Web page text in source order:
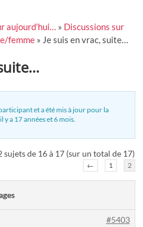
aujourd’hui… » Discussions sur
femme » Je suis en vrac, suite…
et a été mis à jour pour la
il y a 17 années et 6 mois
sujets de 16 à 17 (sur un total de 17)
← 1 2
#5403